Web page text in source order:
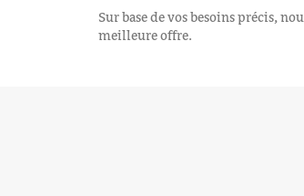
Sur base de vos besoins précis,
meilleure offre.